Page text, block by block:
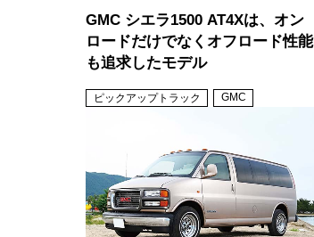
GMC シエラ1500 AT4Xは、オン
ロードだけでなくオフロード性能
も追求したモデル
ピックアップトラック GMC